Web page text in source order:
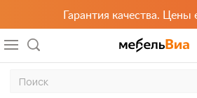
Гарантия качества.